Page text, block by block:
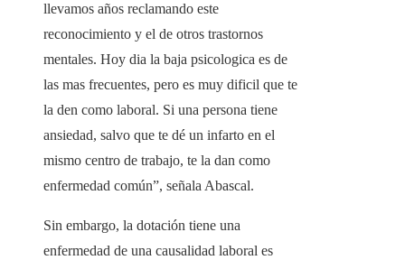
llevamos años reclamando este
reconocimiento y el de otros trastornos
mentales. Hoy dia la baja psicologica es de
las mas frecuentes, pero es muy dificil que te
la den como laboral. Si una persona tiene
ansiedad, salvo que te dé un infarto en el
mismo centro de trabajo, te la dan como
enfermedad común”, señala Abascal.
Sin embargo, la dotación tiene una
enfermedad de una causalidad laboral es